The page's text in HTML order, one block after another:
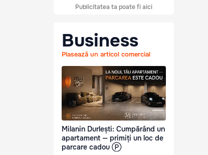
Publicitatea ta poate fi aici
Business
Plasează un articol comercial
Milanin Durlești: Cumpărând un
apartament — primiți un loc de
parcare cadou Ⓟ